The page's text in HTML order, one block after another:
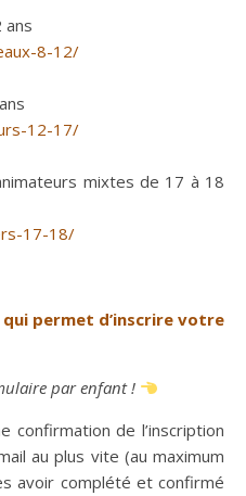
ans
8-12/
12-17/
mixtes de 17 à 18
17-18/
permet d’inscrire votre
par enfant !
confirmation de l’inscription
au plus vite (au maximum
avoir complété et confirmé